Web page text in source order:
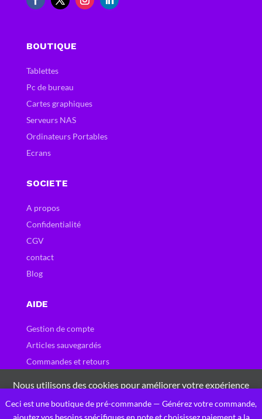
Ceci est une boutique de pré-commande — Générez votre commande,
ajoutez vos besoins spécifiques en note et choisissez paiement a la
BOUTIQUE
Tablettes
Pc de bureau
Cartes graphiques
Serveurs NAS
Ordinateurs Portables
Ecrans
SOCIETE
A propos
Confidentialité
CGV
contact
Blog
AIDE
Gestion de compte
Articles sauvegardés
Commandes et retours
0
Nous utilisons des cookies pour améliorer votre expérience
sur notre site Web. En naviguant sur ce site, vous acceptez
notre utilisation des cookies.